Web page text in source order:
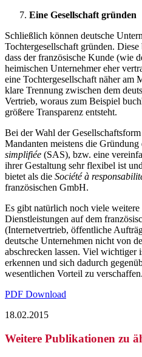
Eine Gesellschaft gründen
Schließlich können deutsche
Tochtergesellschaft gründen.
dass der französische Kunde (wie
heimischen Unternehmer eher
eine Tochtergesellschaft näher am
klare Trennung zwischen dem
Vertrieb, woraus zum Beispiel
größere Transparenz entsteht.
Bei der Wahl der
Mandanten meistens die Gründung
simplifiée (SAS), bzw. eine
ihrer Gestaltung sehr flexibel ist
bietet als die Société à
französischen GmbH.
Es gibt natürlich noch viele
Dienstleistungen auf dem
(Internetvertrieb, öffentliche
deutsche Unternehmen nicht von
abschrecken lassen. Viel wichtiger
erkennen und sich dadurch
wesentlichen Vorteil zu verschaffen.
PDF Download
18.02.2015
Weitere Publikationen zu